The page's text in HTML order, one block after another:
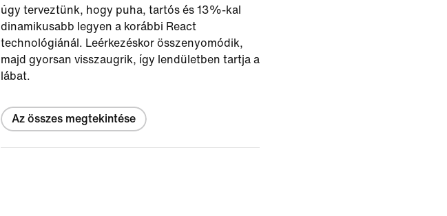
úgy terveztünk, hogy puha, tartós és 13%-kal
dinamikusabb legyen a korábbi React
technológiánál. Leérkezéskor összenyomódik,
majd gyorsan visszaugrik, így lendületben tartja a
lábat.
Az összes megtekintése